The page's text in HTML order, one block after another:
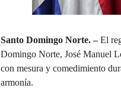
Santo Domingo Norte. –El
Domingo Norte, José Manuel
con mesura y comedimiento
armonía.